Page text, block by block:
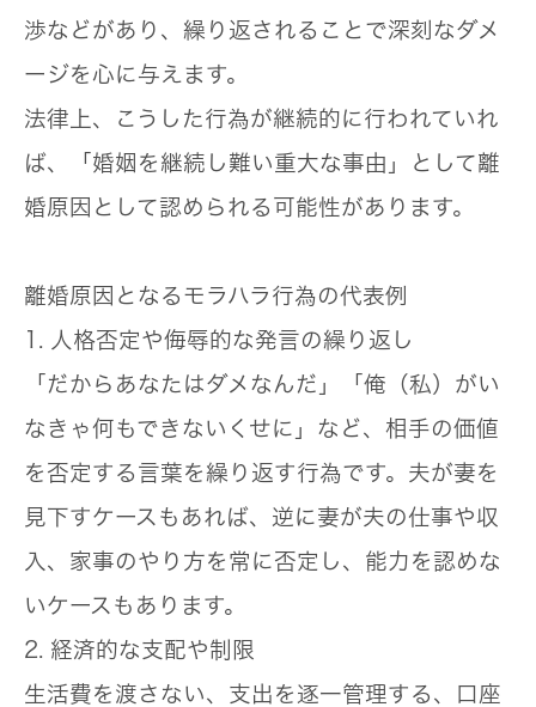
渉などがあり、繰り返されることで深刻なダメ
ージを心に与えます。
法律上、こうした行為が継続的に行われていれ
ば、「婚姻を継続し難い重大な事由」として離
婚原因として認められる 可能性があります。
離婚原因となるモラハラ行為の代表例
1. 人格否定や侮辱的な発言の繰り返し
「だからあなたはダメなんだ」「俺（私）がい
なきゃ何もできないくせに」など、相手の価値
を否定する言葉を繰り返す行為です。夫が妻を
見下すケースもあれば、逆に妻が夫の仕事や収
入、家事のやり方を常に否定し、能力を認めな
いケースもあります。
2. 経済的な支配や制限
生活費を渡さない、支出を逐一管理する、口座